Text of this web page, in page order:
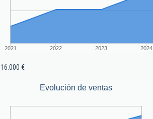
2021 2022 2023 2024
16.000 €
Evolución de ventas